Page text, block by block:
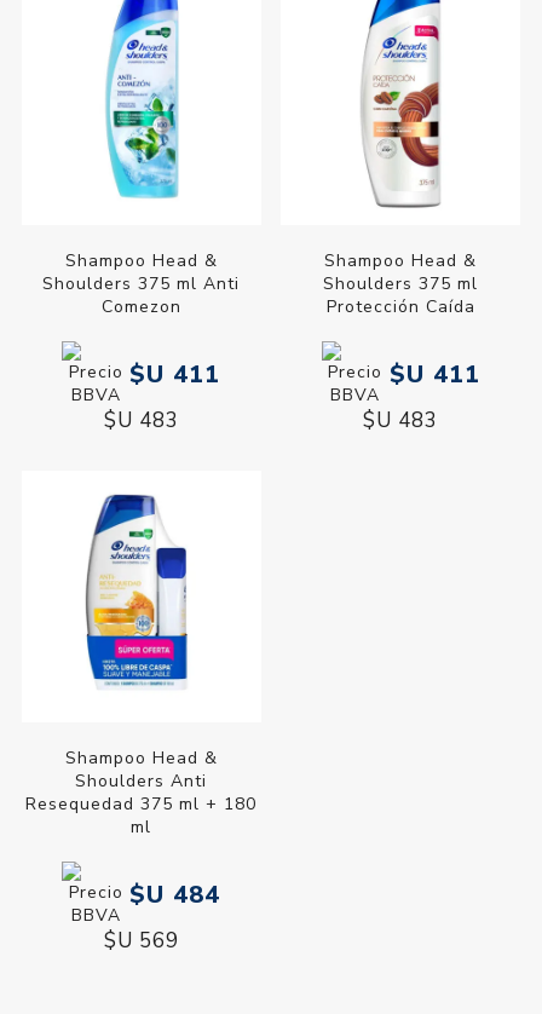
Shampoo Head &
Shoulders 375 ml Anti
Comezon
$U 411
$U 483
Shampoo Head &
Shoulders 375 ml
Protección Caída
$U 411
$U 483
Shampoo Head &
Shoulders Anti
Resequedad 375 ml + 180
ml
$U 484
$U 569